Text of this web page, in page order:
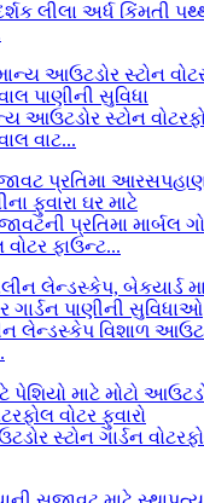
લીલા અર્ધ કિંમતી
આઉટડોર સ્ટોન
વાટ...
પ્રતિમા માર્બલ
વોટર ફાઉન્ટ...
લેન્ડસ્કેપ વિશાળ
સ્ટોન ગાર્ડન